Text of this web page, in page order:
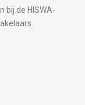
bij de HISWA-